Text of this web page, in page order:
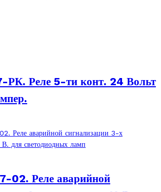
РК. Реле 5-ти конт. 24 Вольт
02. Реле аварийной